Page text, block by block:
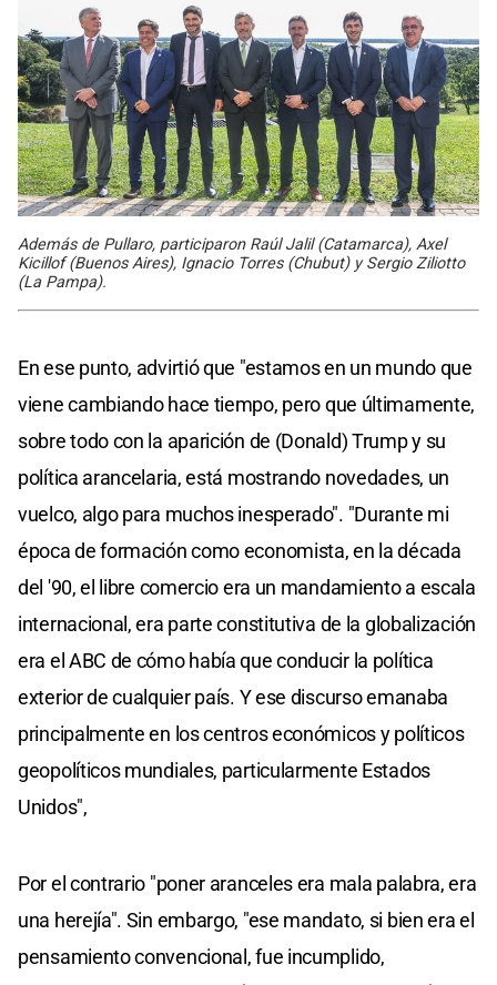
Además de Pullaro, participaron Raúl Jalil (Catamarca), Axel
Kicillof (Buenos Aires), Ignacio Torres (Chubut) y Sergio Ziliotto
(La Pampa).
En ese punto, advirtió que "estamos en un mundo que
viene cambiando hace tiempo, pero que últimamente,
sobre todo con la aparición de (Donald) Trump y su
política arancelaria, está mostrando novedades, un
vuelco, algo para muchos inesperado". "Durante mi
época de formación como economista, en la década
del '90, el libre comercio era un mandamiento a escala
internacional, era parte constitutiva de la globalización
era el ABC de cómo había que conducir la política
exterior de cualquier país. Y ese discurso emanaba
principalmente en los centros económicos y políticos
geopolíticos mundiales, particularmente Estados
Unidos",
Por el contrario "poner aranceles era mala palabra, era
una herejía". Sin embargo, "ese mandato, si bien era el
pensamiento convencional, fue incumplido,